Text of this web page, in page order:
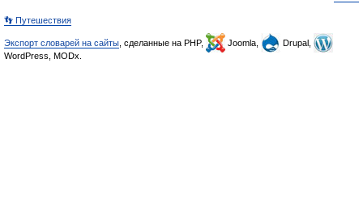
👣 Путешествия
Экспорт словарей на сайты , сделанные на PHP, Joomla,
Drupal,
WordPress, MODx.